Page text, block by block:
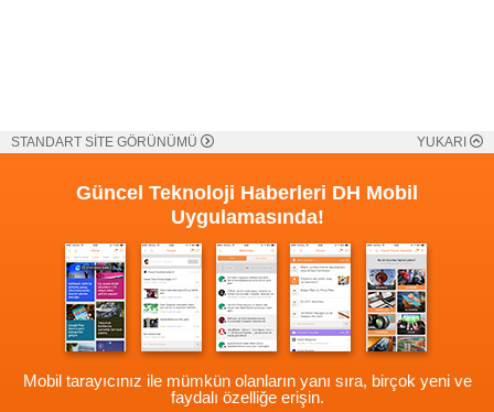
STANDART SİTE GÖRÜNÜMÜ YUKARI
Güncel Teknoloji Haberleri DH Mobil
Uygulamasında!
Mobil tarayıcınız ile mümkün olanların yanı sıra, birçok yeni ve
faydalı özelliğe erişin.